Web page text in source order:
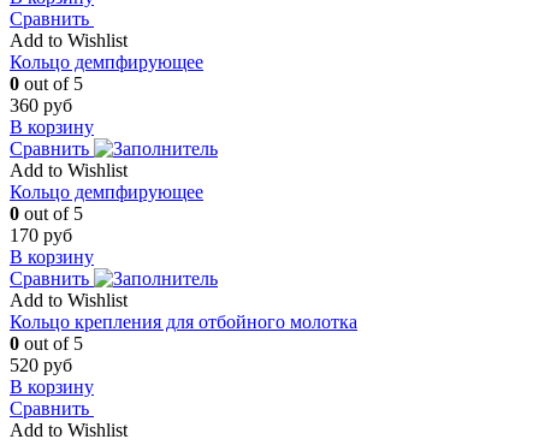
Сравнить
Add to Wishlist
Кольцо демпфирующее
0 out of 5
360 руб
В корзину
Сравнить
Add to Wishlist
Кольцо демпфирующее
0 out of 5
170 руб
В корзину
Сравнить
Add to Wishlist
Кольцо крепления для отбойного молотка
0 out of 5
520 руб
В корзину
Сравнить
Add to Wishlist